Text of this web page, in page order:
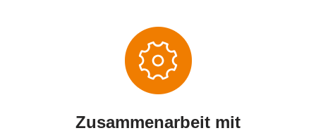
Zusammenarbeit mit